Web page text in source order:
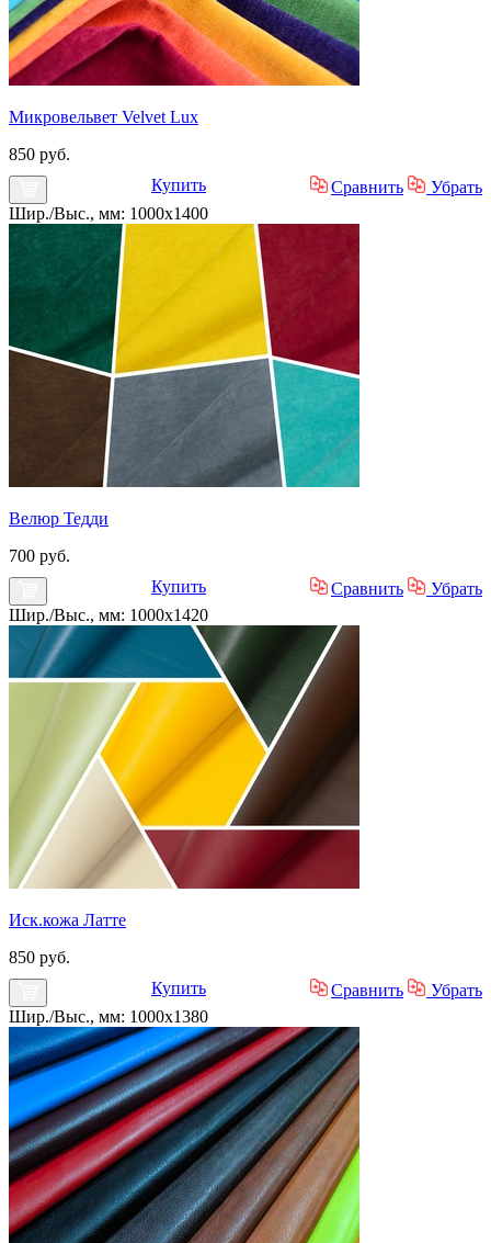
Микровельвет Velvet Lux
850 руб.
Купить
Сравнить
Убрать
Шир./Выс., мм: 1000x1400
Велюр Тедди
700 руб.
Купить
Сравнить
Убрать
Шир./Выс., мм: 1000x1420
Иск.кожа Латте
850 руб.
Купить
Сравнить
Убрать
Шир./Выс., мм: 1000x1380